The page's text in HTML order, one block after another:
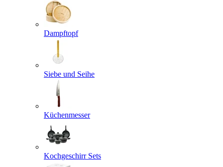
Dampftopf
Siebe und Seihe
Küchenmesser
Kochgeschirr Sets